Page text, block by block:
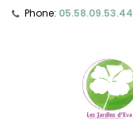
Phone: 05.58.09.53.44